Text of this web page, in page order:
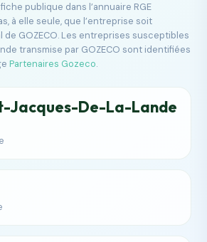
publique dans l’annuaire RGE
à elle seule, que l’entreprise soit
GOZECO. Les entreprises susceptibles
transmise par GOZECO sont identifiées
Partenaires Gozeco.
Jacques-De-La-Lande